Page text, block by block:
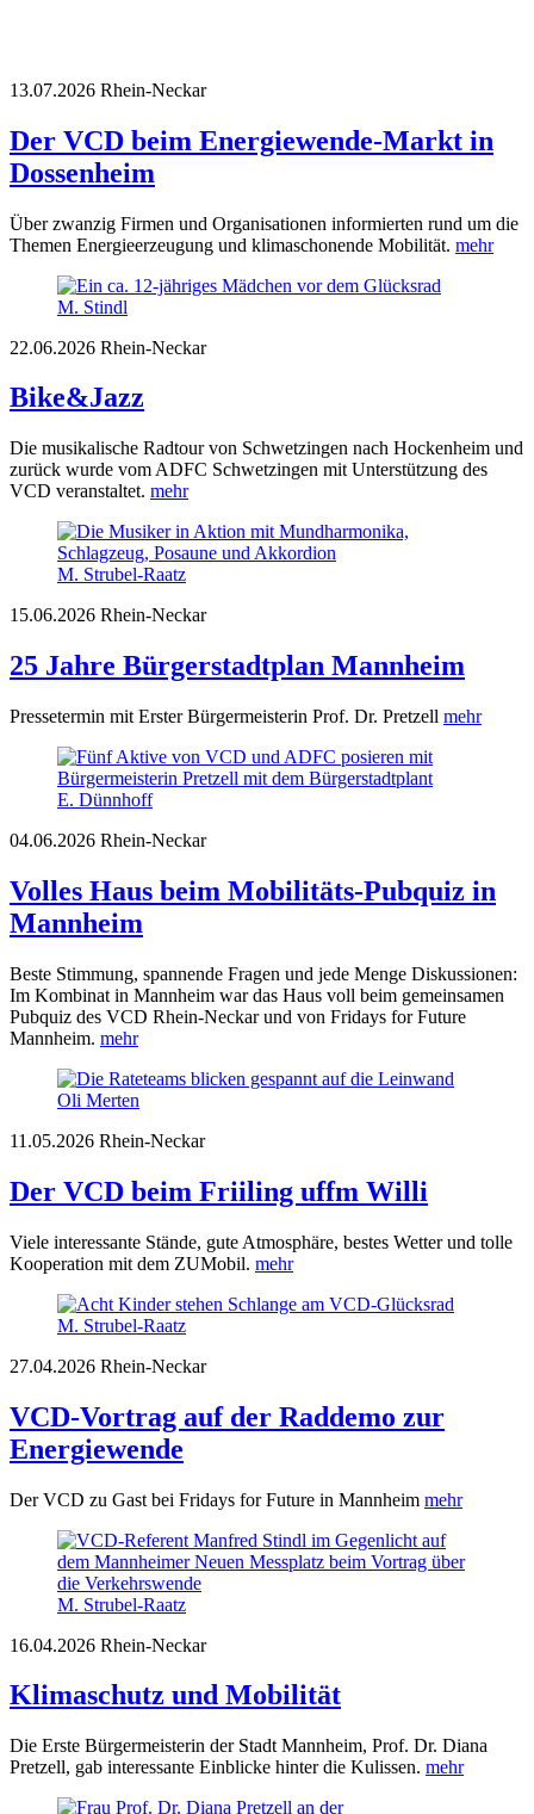
13.07.2026 Rhein-Neckar
Der VCD beim Energiewende-Markt in
Dossenheim
Über zwanzig Firmen und Organisationen informierten rund um die
Themen Energieerzeugung und klimaschonende Mobilität. mehr
M. Stindl
22.06.2026 Rhein-Neckar
Bike&Jazz
Die musikalische Radtour von Schwetzingen nach Hockenheim und
zurück wurde vom ADFC Schwetzingen mit Unterstützung des
VCD veranstaltet. mehr
M. Strubel-Raatz
15.06.2026 Rhein-Neckar
25 Jahre Bürgerstadtplan Mannheim
Pressetermin mit Erster Bürgermeisterin Prof. Dr. Pretzell mehr
E. Dünnhoff
04.06.2026 Rhein-Neckar
Volles Haus beim Mobilitäts-Pubquiz in
Mannheim
Beste Stimmung, spannende Fragen und jede Menge Diskussionen:
Im Kombinat in Mannheim war das Haus voll beim gemeinsamen
Pubquiz des VCD Rhein-Neckar und von Fridays for Future
Mannheim. mehr
Oli Merten
11.05.2026 Rhein-Neckar
Der VCD beim Friiling uffm Willi
Viele interessante Stände, gute Atmosphäre, bestes Wetter und tolle
Kooperation mit dem ZUMobil. mehr
M. Strubel-Raatz
27.04.2026 Rhein-Neckar
VCD-Vortrag auf der Raddemo zur
Energiewende
Der VCD zu Gast bei Fridays for Future in Mannheim mehr
M. Strubel-Raatz
16.04.2026 Rhein-Neckar
Klimaschutz und Mobilität
Die Erste Bürgermeisterin der Stadt Mannheim, Prof. Dr. Diana
Pretzell, gab interessante Einblicke hinter die Kulissen. mehr